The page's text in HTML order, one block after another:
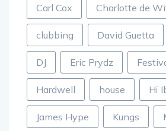
Carl Cox Charlotte de
clubbing David Guetta
DJ Eric Prydz
Hardwell house Hï
James Hype Kungs